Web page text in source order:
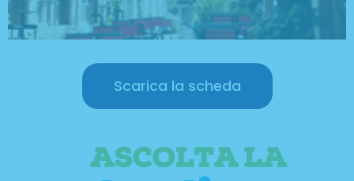
Scarica la scheda